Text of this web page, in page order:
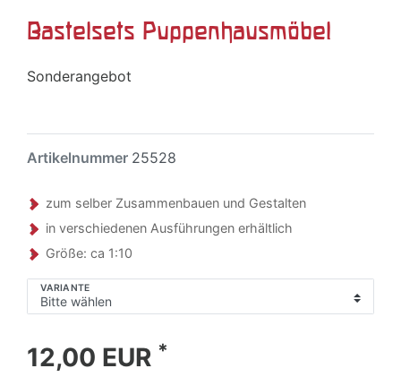
Bastelsets Puppenhausmöbel
Sonderangebot
Artikelnummer 25528
zum selber Zusammenbauen und Gestalten
in verschiedenen Ausführungen erhältlich
Größe: ca 1:10
VARIANTE
12,00 EUR *